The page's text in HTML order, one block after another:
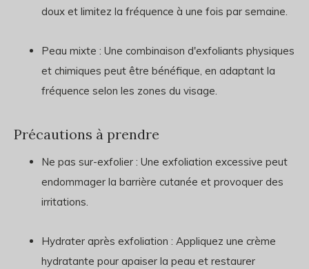
doux et limitez la fréquence à une fois par semaine.
Peau mixte : Une combinaison d'exfoliants physiques
et chimiques peut être bénéfique, en adaptant la
fréquence selon les zones du visage.
Précautions à prendre
Ne pas sur-exfolier : Une exfoliation excessive peut
endommager la barrière cutanée et provoquer des
irritations.
Hydrater après exfoliation : Appliquez une crème
hydratante pour apaiser la peau et restaurer